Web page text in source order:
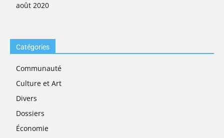
août 2020
Catégories
Communauté
Culture et Art
Divers
Dossiers
Économie